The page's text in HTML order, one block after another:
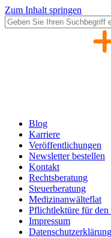
Zum Inhalt springen
Blog
Karriere
Veröffentlichungen
Newsletter bestellen
Kontakt
Rechtsberatung
Steuerberatung
Medizinanwälteflat
Pflichtlektüre für den
Impressum
Datenschutzerklärung